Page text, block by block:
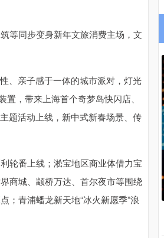
等同步变身新年文旅消费主场，文
、亲子感于一体的城市派对，灯光
，带来上海首个奇梦岛快闪店、
题活动上线，新中式新春场景、传
轮番上线；淞宝地区商业体借力宝
商城、颛桥万达、首尔夜市等围绕
；青浦蟠龙新天地“冰火新愿季”浪